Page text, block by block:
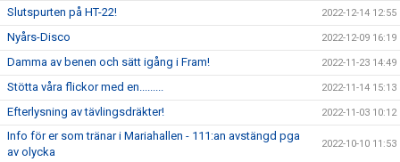
Slutspurten på HT-22! 2022-12-14 12:55
Nyårs-Disco 2022-12-09 16:19
Damma av benen och sätt igång i Fram! 2022-11-23 14:49
Stötta våra flickor med en......... 2022-11-14 15:13
Efterlysning av tävlingsdräkter! 2022-11-03 10:12
Info för er som tränar i Mariahallen - 111:an avstängd pga
av olycka
2022-10-10 11:53